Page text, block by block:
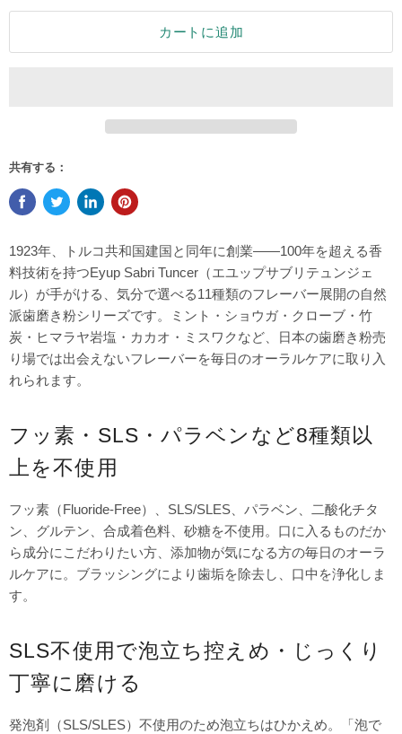
カートに追加
共有する：
1923年、トルコ共和国建国と同年に創業——100年を超える香
料技術を持つEyup Sabri Tuncer（エユップサブリテュンジェ
ル）が手がける、気分で選べる11種類のフレーバー展開の自然
派歯磨き粉シリーズです。ミント・ショウガ・クローブ・竹
炭・ヒマラヤ岩塩・カカオ・ミスワクなど、日本の歯磨き粉売
り場では出会えないフレーバーを毎日のオーラルケアに取り入
れられます。
フッ素・SLS・パラベンなど8種類以
上を不使用
フッ素（Fluoride-Free）、SLS/SLES、パラベン、二酸化チタ
ン、グルテン、合成着色料、砂糖を不使用。口に入るものだか
ら成分にこだわりたい方、添加物が気になる方の毎日のオーラ
ルケアに。ブラッシングにより歯垢を除去し、口中を浄化しま
す。
SLS不使用で泡立ち控えめ・じっくり
丁寧に磨ける
発泡剤（SLS/SLES）不使用のため泡立ちはひかえめ。「泡で